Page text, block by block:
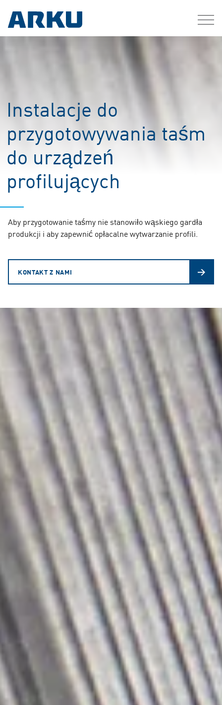
Instalacje do
przygotowywania taśm
do urządzeń
profilujących
Aby przygotowanie taśmy nie stanowiło wąskiego gardła
produkcji i aby zapewnić opłacalne wytwarzanie profili.
KONTAKT Z NAMI